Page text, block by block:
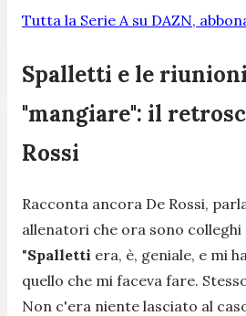
Tutta la Serie A su DAZN,
Spalletti e le
"mangiare": il
Rossi
Racconta ancora De Rossi,
allenatori che ora sono colleghi
"Spalletti era, è, geniale, e mi
quello che mi faceva fare.
Non c'era niente lasciato al